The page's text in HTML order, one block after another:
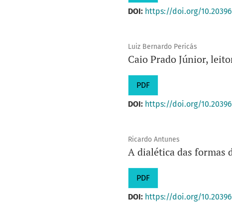
DOI: https://doi.org/
Luiz Bernardo Pericás
Caio Prado Júnior,
PDF
DOI: https://doi.org/
Ricardo Antunes
A dialética das formas
PDF
DOI: https://doi.org/